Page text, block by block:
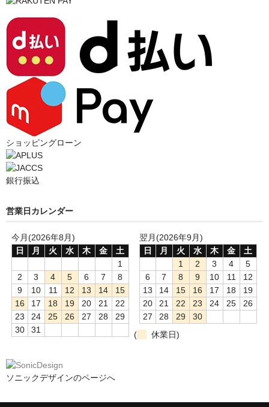
ショッピングローン
銀行振込
営業日カレンダー
今月(2026年8月)
日
月 火 水 木 金
土
1
2
3 4 5 6 7
8
9
10 11 12 13 14
15
16
17 18 19 20 21
22
23
24 25 26 27 28
29
30
31
翌月(2026年9月)
日
月 火 水 木 金
土
1
2 3 4
5
6
7 8 9 10 11
12
13
14 15 16 17 18
19
20
21 22 23 24 25
26
27
28 29
30
(
休業日)
ソニックデザインのページへ